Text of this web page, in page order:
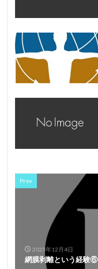
Prev
2025年12月4日
網膜剥離という経験⑥